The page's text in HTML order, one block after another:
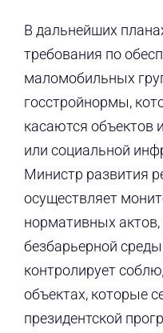
В дальнейших
требования по
маломобильных
госстройнормы,
касаются объектов
или социальной
Министр развития
осуществляет
нормативных
безбарьерной
контролирует
объектах, которые
президентской